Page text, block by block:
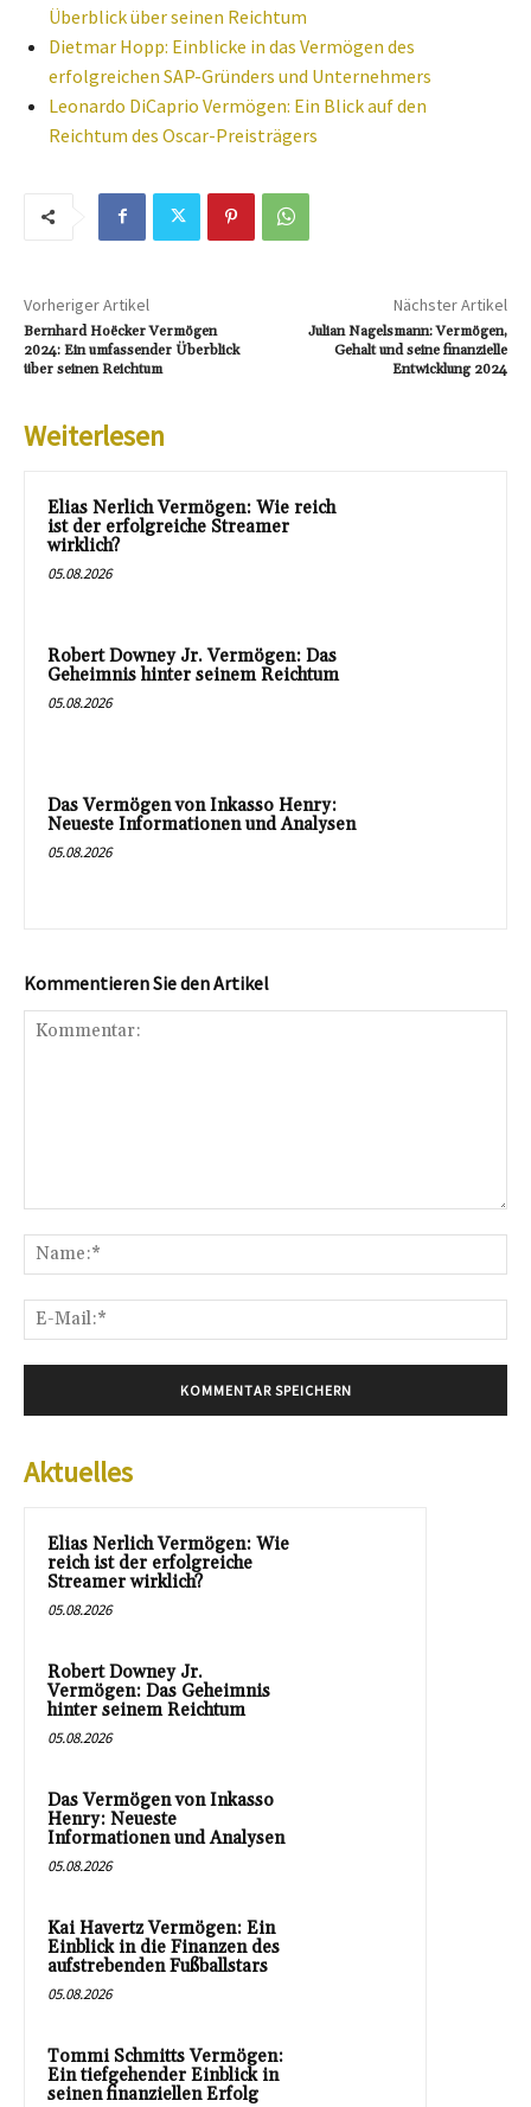
Überblick über seinen Reichtum
Dietmar Hopp: Einblicke in das Vermögen des
erfolgreichen SAP-Gründers und Unternehmers
Leonardo DiCaprio Vermögen: Ein Blick auf den
Reichtum des Oscar-Preisträgers
Vorheriger Artikel
Bernhard Hoëcker Vermögen
2024: Ein umfassender Überblick
über seinen Reichtum
Nächster Artikel
Julian Nagelsmann: Vermögen,
Gehalt und seine finanzielle
Entwicklung 2024
Weiterlesen
Elias Nerlich Vermögen: Wie reich
ist der erfolgreiche Streamer
wirklich?
05.08.2026
Robert Downey Jr. Vermögen: Das
Geheimnis hinter seinem Reichtum
05.08.2026
Das Vermögen von Inkasso Henry:
Neueste Informationen und Analysen
05.08.2026
Kommentieren Sie den Artikel
Aktuelles
Elias Nerlich Vermögen: Wie
reich ist der erfolgreiche
Streamer wirklich?
05.08.2026
Robert Downey Jr.
Vermögen: Das Geheimnis
hinter seinem Reichtum
05.08.2026
Das Vermögen von Inkasso
Henry: Neueste
Informationen und Analysen
05.08.2026
Kai Havertz Vermögen: Ein
Einblick in die Finanzen des
aufstrebenden Fußballstars
05.08.2026
Tommi Schmitts Vermögen:
Ein tiefgehender Einblick in
seinen finanziellen Erfolg